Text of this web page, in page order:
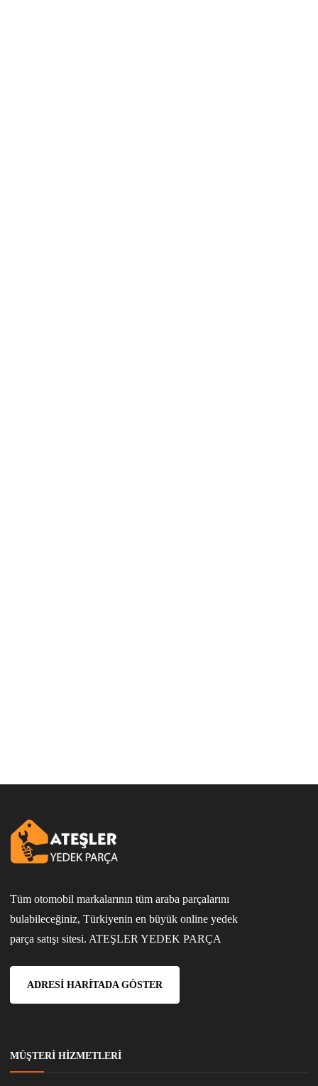
Tüm otomobil markalarının tüm araba parçalarını
bulabileceğiniz, Türkiyenin en büyük online yedek
parça satışı sitesi. ATEŞLER YEDEK PARÇA
ADRESI HARITADA GÖSTER
MÜŞTERI HIZMETLERI